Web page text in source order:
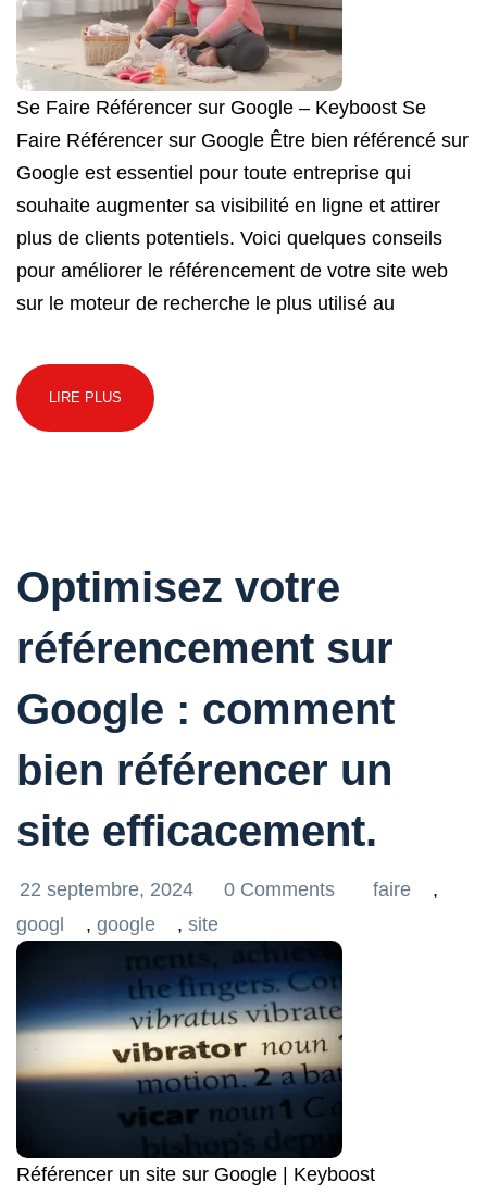
Se Faire Référencer sur Google – Keyboost Se
Faire Référencer sur Google Être bien référencé sur
Google est essentiel pour toute entreprise qui
souhaite augmenter sa visibilité en ligne et attirer
plus de clients potentiels. Voici quelques conseils
pour améliorer le référencement de votre site web
sur le moteur de recherche le plus utilisé au
LIRE PLUS
Optimisez votre
référencement sur
Google : comment
bien référencer un
site efficacement.
22 septembre, 2024 0 Comments faire
,
googl
, google , site
Référencer un site sur Google | Keyboost